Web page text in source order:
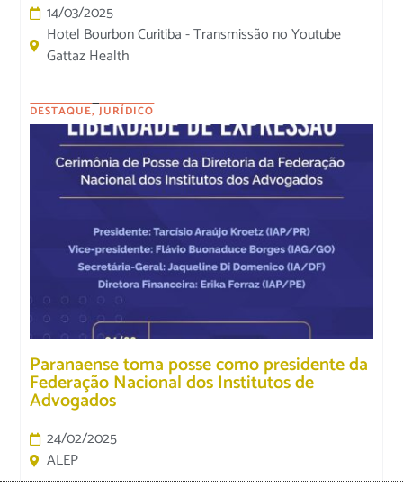
14/03/2025
Hotel Bourbon Curitiba - Transmissão no Youtube
Gattaz Health
DESTAQUE,JURÍDICO
Paranaense toma posse como presidente da
Federação Nacional dos Institutos de
Advogados
24/02/2025
ALEP